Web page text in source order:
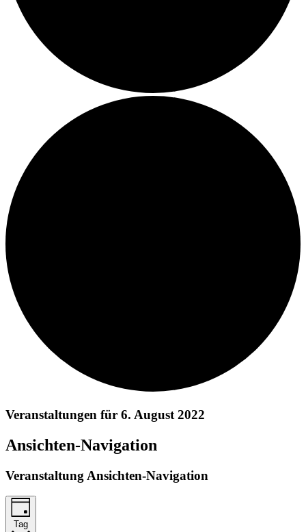
Veranstaltungen für 6. August 2022
Ansichten-Navigation
Veranstaltung Ansichten-Navigation
Tag